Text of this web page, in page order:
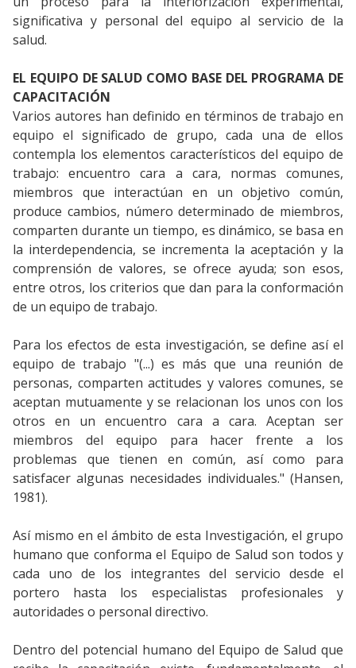
significativa y personal del equipo al servicio de la
salud.
EL EQUIPO DE SALUD COMO BASE DEL PROGRAMA DE
CAPACITACIÓN
Varios autores han definido en términos de trabajo en
equipo el significado de grupo, cada una de ellos
contempla los elementos característicos del equipo de
trabajo: encuentro cara a cara, normas comunes,
miembros que interactúan en un objetivo común,
produce cambios, número determinado de miembros,
comparten durante un tiempo, es dinámico, se basa en
la interdependencia, se incrementa la aceptación y la
comprensión de valores, se ofrece ayuda; son esos,
entre otros, los criterios que dan para la conformación
de un equipo de trabajo.
Para los efectos de esta investigación, se define así el
equipo de trabajo "(...) es más que una reunión de
personas, comparten actitudes y valores comunes, se
aceptan mutuamente y se relacionan los unos con los
otros en un encuentro cara a cara. Aceptan ser
miembros del equipo para hacer frente a los
problemas que tienen en común, así como para
satisfacer algunas necesidades individuales." (Hansen,
1981).
Así mismo en el ámbito de esta Investigación, el grupo
humano que conforma el Equipo de Salud son todos y
cada uno de los integrantes del servicio desde el
portero hasta los especialistas profesionales y
autoridades o personal directivo.
Dentro del potencial humano del Equipo de Salud que